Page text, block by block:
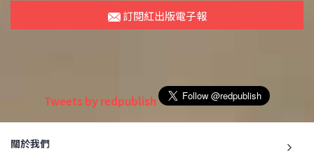
訂閱紅出版電子報
Tweets by redpublish
關於我們